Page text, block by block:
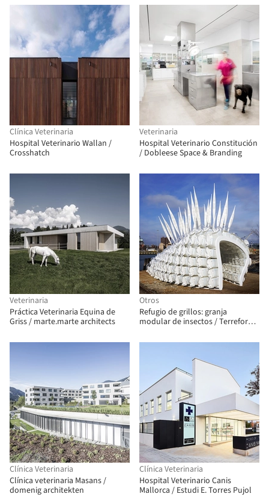
Clínica Veterinaria
Hospital Veterinario Wallan /
Crosshatch
Veterinaria
Hospital Veterinario Constitución
/ Dobleese Space & Branding
Veterinaria
Práctica Veterinaria Equina de
Griss / marte.marte architects
Otros
Refugio de grillos: granja
modular de insectos / Terreform
Clínica Veterinaria
Clínica veterinaria Masans /
domenig architekten
Clínica Veterinaria
Hospital Veterinario Canis
Mallorca / Estudi E. Torres Pujol